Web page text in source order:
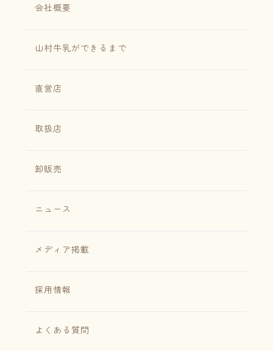
会社概要
山村牛乳ができるまで
直営店
取扱店
卸販売
ニュース
メディア掲載
採用情報
よくある質問